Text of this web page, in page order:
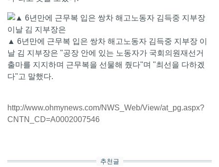
▲ 6년만에 근무복 입은 쌍차 해고노동자 김득중 지부장 이
날 김 지부장은 "공장 안에 있는 노동자가 국회의원재선거
출마를 지지하며 근무복을 선물해 줬다"며 "최선을 다하겠
다"고 말했다.
http://www.ohmynews.com/NWS_Web/View/at_pg.aspx?
CNTN_CD=A0002007546
추천글